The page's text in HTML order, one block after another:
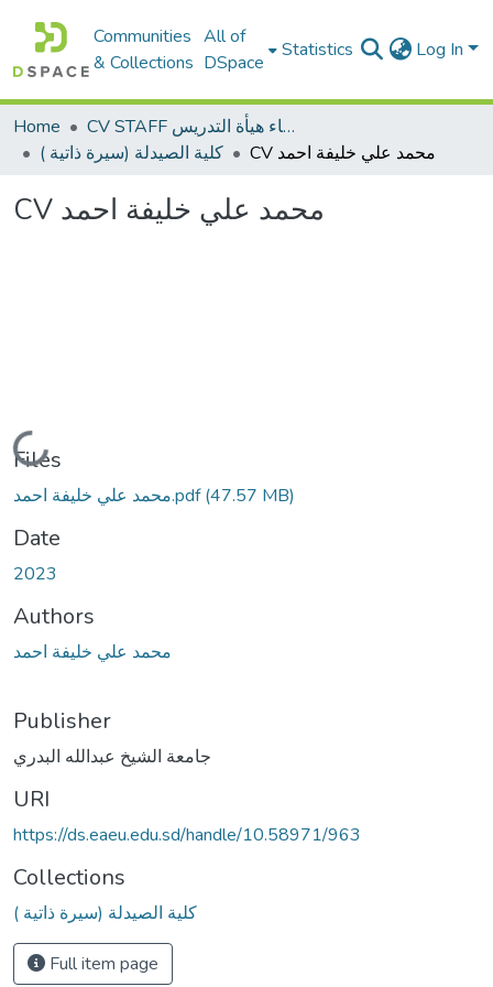
Communities
& Collections
All of
DSpace
Statistics Log In
Home
CV STAFF السيره الذاتية لأعضاء هيأة التدريس
كلية الصيدلة (سيرة ذاتية )
CV محمد علي خليفة احمد
CV محمد علي خليفة احمد
Loading...
Files
محمد علي خليفة احمد.pdf(47.57 MB)
Date
2023
Authors
محمد علي خليفة احمد
Publisher
جامعة الشيخ عبدالله البدري
URI
https://ds.eaeu.edu.sd/handle/10.58971/963
Collections
كلية الصيدلة (سيرة ذاتية )
Full item page